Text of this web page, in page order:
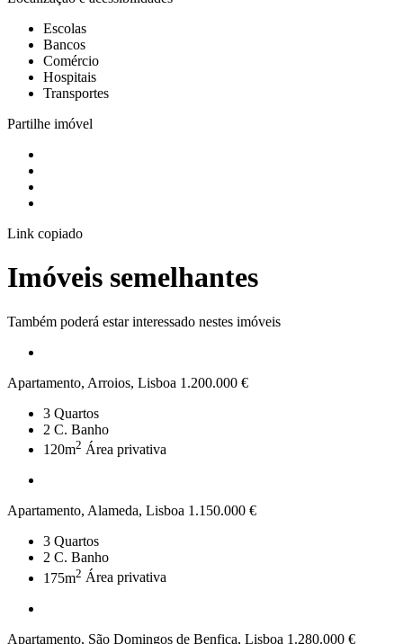
Escolas
Bancos
Comércio
Hospitais
Transportes
Partilhe imóvel
Link copiado
Imóveis semelhantes
Também poderá estar interessado nestes imóveis
Apartamento, Arroios, Lisboa 1.200.000 €
3 Quartos
2 C. Banho
120m2 Área privativa
Apartamento, Alameda, Lisboa 1.150.000 €
3 Quartos
2 C. Banho
175m2 Área privativa
Apartamento, São Domingos de Benfica, Lisboa 1.280.000 €